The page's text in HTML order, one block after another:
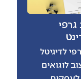
גרפי
לדיגיטל
לוגואים